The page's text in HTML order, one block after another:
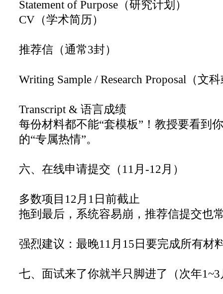
Statement of Purpose（研究计划）
CV（学术简历）
推荐信（通常3封）
Writing Sample / Research Proposal（文
Transcript & 语言成绩
每份材料都不能“套模板”！教授要看到
的“专属热情”。
六、在线申请提交（11月-12月）
多数项目12月1日前截止
拖到最后，系统容易崩，推荐信提交也
强烈建议：最晚11月15日要完成所有材
七、面试来了你就半只脚进了（次年1~3